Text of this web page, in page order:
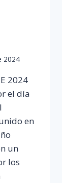
2024
2024
el día
en
un
los